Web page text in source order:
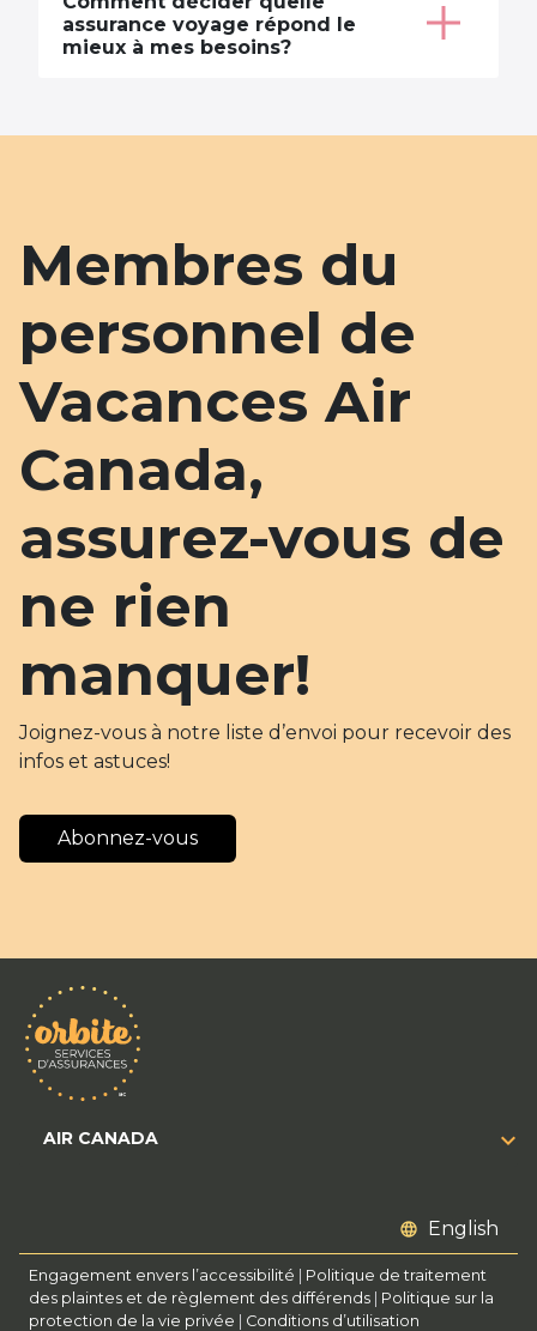
assurance voyage répond le
mieux à mes besoins?
Membres du
personnel de
Vacances Air
Canada,
assurez-vous de
ne rien
manquer!
Joignez-vous à notre liste d’envoi pour recevoir des
infos et astuces!
Abonnez-vous
AIR CANADA
English
Engagement envers l’accessibilité
Politique de traitement
des plaintes et de règlement des différends
Politique sur la
protection de la vie privée
Conditions d’utilisation